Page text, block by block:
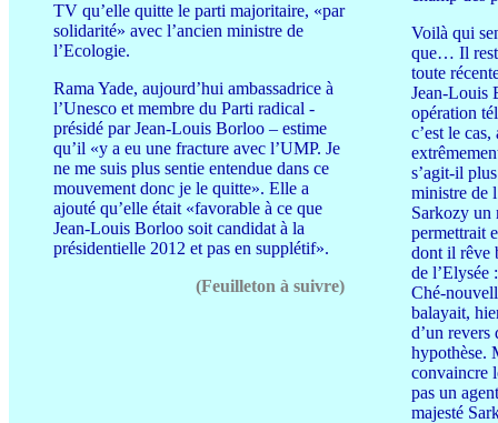
TV qu’elle quitte le parti majoritaire, «par
solidarité» avec l’ancien ministre de
l’Ecologie.
Rama Yade, aujourd’hui ambassadrice à
l’Unesco et membre du Parti radical -
présidé par Jean-Louis Borloo – estime
qu’il «y a eu une fracture avec l’UMP. Je
ne me suis plus sentie entendue dans ce
mouvement donc je le quitte». Elle a
ajouté qu’elle était «favorable à ce que
Jean-Louis Borloo soit candidat à la
présidentielle 2012 et pas en supplétif».
(Feuilleton à suivre)
Voilà qui
que… Il
toute
Jean-Louis
opération
c’est le cas,
s’agit-il
ministre de
Sarkozy un
permettrait
dont il rêve
de l’Elysée
Ché-
balayait,
d’un revers
hypothèse.
convaincre
pas un
majesté